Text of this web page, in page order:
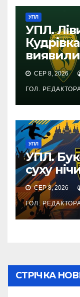
УПЛ
УПЛ.
виявили
СЕР 8, 2026
ГОЛ.
УПЛ
УПЛ.
суху
СЕР 8, 2026
ГОЛ.
СТРІЧКА